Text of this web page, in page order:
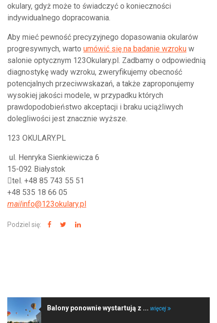
okulary, gdyż może to świadczyć o konieczności
indywidualnego dopracowania.
Aby mieć pewność precyzyjnego dopasowania okularów
progresywnych, warto umówić się na badanie wzroku w
salonie optycznym 123Okulary.pl. Zadbamy o odpowiednią
diagnostykę wady wzroku, zweryfikujemy obecność
potencjalnych przeciwwskazań, a także zaproponujemy
wysokiej jakości modele, w przypadku których
prawdopodobieństwo akceptacji i braku uciążliwych
dolegliwości jest znacznie wyższe.
123 OKULARY.PL
ul. Henryka Sienkiewicza 6
15-092 Białystok
tel. +48 85 743 55 51
+48 535 18 66 05
mailinfo@123okulary.pl
Podziel się:
Balony ponownie wystartują z ... więcej